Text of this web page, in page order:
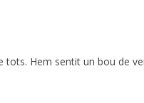
tots. Hem sentit un bou de